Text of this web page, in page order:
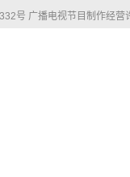
号 广播电视节目制作经